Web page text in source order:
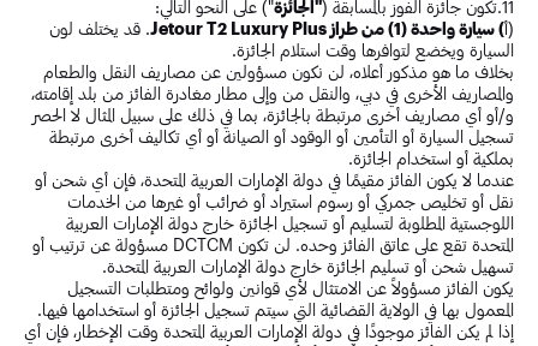
11.تكون جائزة الفوز بالمسابقة (
"الجائزة") على النحو التالي:
(أ) سيارة واحدة (1) من طراز Jetour T2 Luxury Plus
. قد يختلف لون
السيارة ويخضع لتوافرها وقت استلام الجائزة.
بخلاف ما هو مذكور أعلاه، لن نكون مسؤولين عن مصاريف النقل والطعام
والمصاريف الأخرى في دبي، والنقل من وإلى مطار مغادرة الفائز من بلد إقامته،
و/أو أي مصاريف أخرى مرتبطة بالجائزة، بما في ذلك على سبيل المثال لا الحصر
تسجيل السيارة أو التأمين أو الوقود أو الصيانة أو أي تكاليف أخرى مرتبطة
بملكية أو استخدام الجائزة.
عندما لا يكون الفائز مقيمًا في دولة الإمارات العربية المتحدة، فإن أي شحن أو
نقل أو تخليص جمركي أو رسوم استيراد أو ضرائب أو غيرها من الخدمات
اللوجستية المطلوبة لتسليم أو تسجيل الجائزة خارج دولة الإمارات العربية
المتحدة تقع على عاتق الفائز وحده. لن تكون DCTCM مسؤولة عن ترتيب أو
تسهيل شحن أو تسليم الجائزة خارج دولة الإمارات العربية المتحدة.
يكون الفائز مسؤولاً عن الامتثال لأي قوانين ولوائح ومتطلبات التسجيل
المعمول بها في الولاية القضائية التي سيتم تسجيل الجائزة أو استخدامها فيها.
إذا لم يكن الفائز موجودًا في دولة الإمارات العربية المتحدة وقت الإخطار، فإن أي